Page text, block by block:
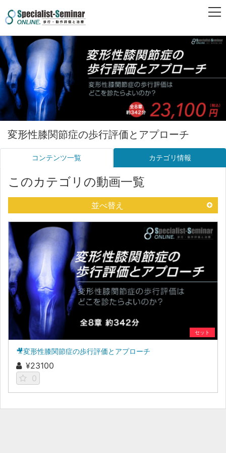
変形性膝関節症の歩行評価とアプローチ
コンテンツ一覧 カテゴリ情報
このカテゴリの動画一覧
並べ替え
セット
🎥変形性膝関節症の歩行評価とアプローチ
¥23100
0